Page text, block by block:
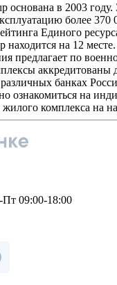
основана в 2003 году.
более 370
Единого
находится на 12
предлагает по
аккредитованы
банках
ознакомиться на
комплекса на
09:00-18:00